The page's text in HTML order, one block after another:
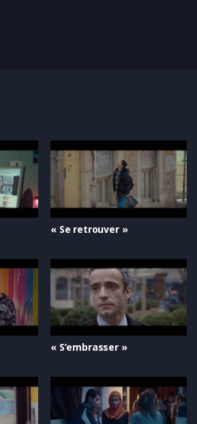
« Se retrouver »
« S’embrasser »